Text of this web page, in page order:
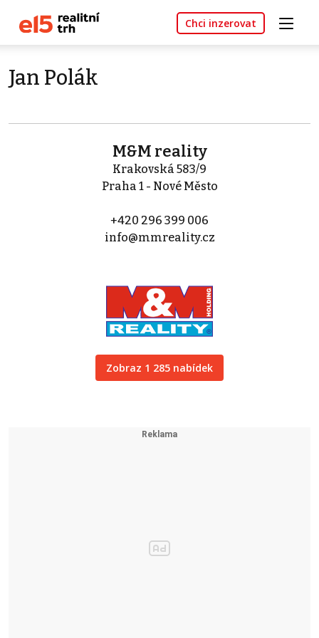
Chci inzerovat
Jan Polák
M&M reality
Krakovská 583/9
Praha 1 - Nové Město
+420 296 399 006
info@mmreality.cz
Zobraz 1 285 nabídek